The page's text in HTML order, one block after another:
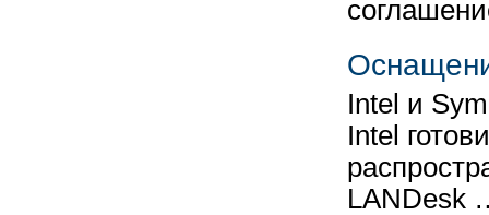
Intel и
Intel
LANDesk